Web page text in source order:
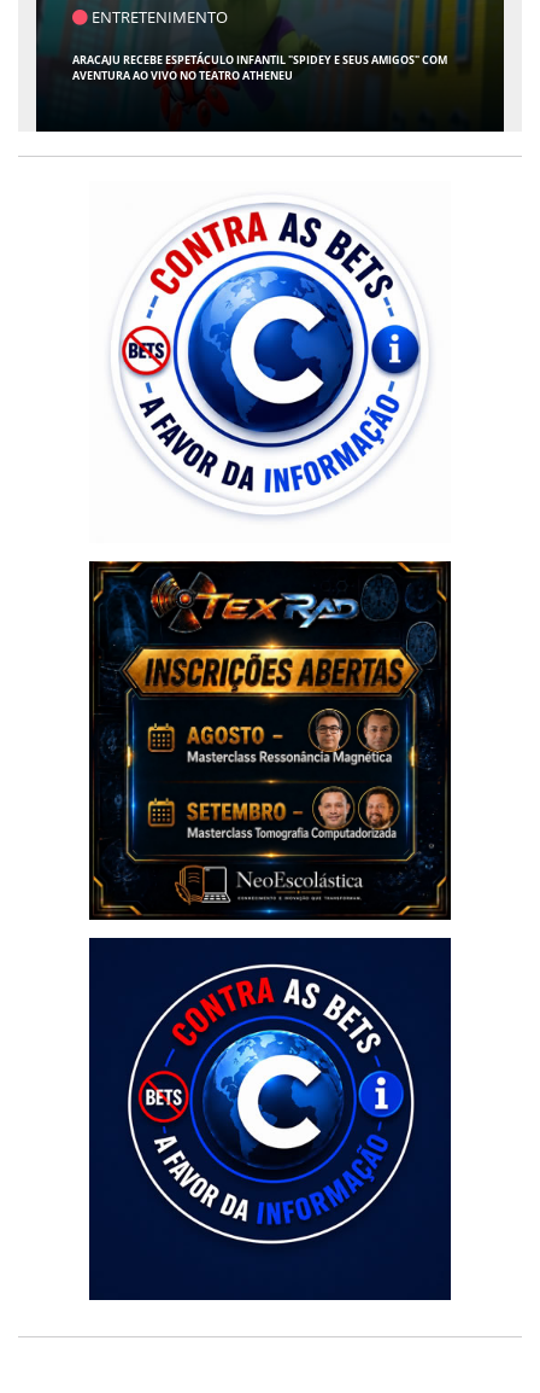
ENTRETENIMENTO
ARACAJU RECEBE ESPETÁCULO INFANTIL "SPIDEY E SEUS AMIGOS" COM
AVENTURA AO VIVO NO TEATRO ATHENEU